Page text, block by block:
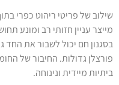
של פריטי ריהוט כפרי בתוך
עניין חזותי רב ומונע
חם יכול לשבור את החד
גדולות. החיבור של
מיידית ונינוחה.